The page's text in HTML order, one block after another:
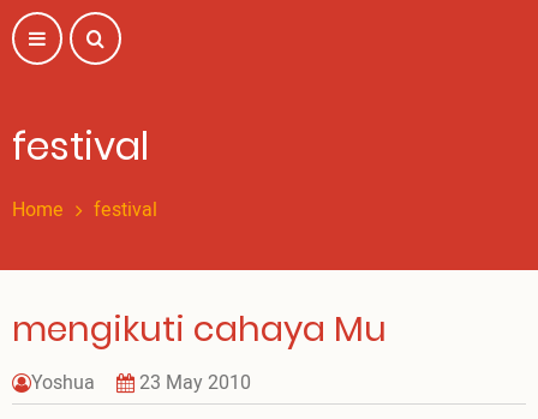
Skip
to
main
festival
Home festival
mengikuti cahaya Mu
Yoshua
23 May 2010